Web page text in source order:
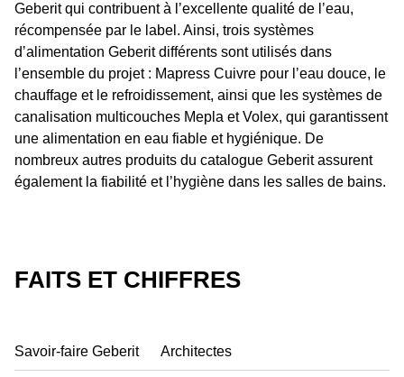
Geberit qui contribuent à lʼexcellente qualité de lʼeau,
récompensée par le label. Ainsi, trois systèmes
dʼalimentation Geberit différents sont utilisés dans
lʼensemble du projet : Mapress Cuivre pour lʼeau douce, le
chauffage et le refroidissement, ainsi que les systèmes de
canalisation multicouches Mepla et Volex, qui garantissent
une alimentation en eau fiable et hygiénique. De
nombreux autres produits du catalogue Geberit assurent
également la fiabilité et lʼhygiène dans les salles de bains.
FAITS ET CHIFFRES
Savoir-faire Geberit Architectes